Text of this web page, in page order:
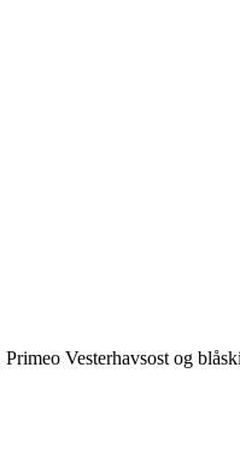
Vesterhavsost og